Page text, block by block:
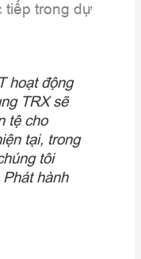
tiếp trong dự
hoạt động
TRX sẽ
tệ cho
tại, trong
tôi
hành